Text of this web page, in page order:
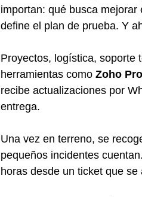
importan: qué busca
define el plan de prueba. Y
Proyectos, logística, soporte
herramientas como Zoho
recibe actualizaciones por
entrega.
Una vez en terreno, se
pequeños incidentes
horas desde un ticket que